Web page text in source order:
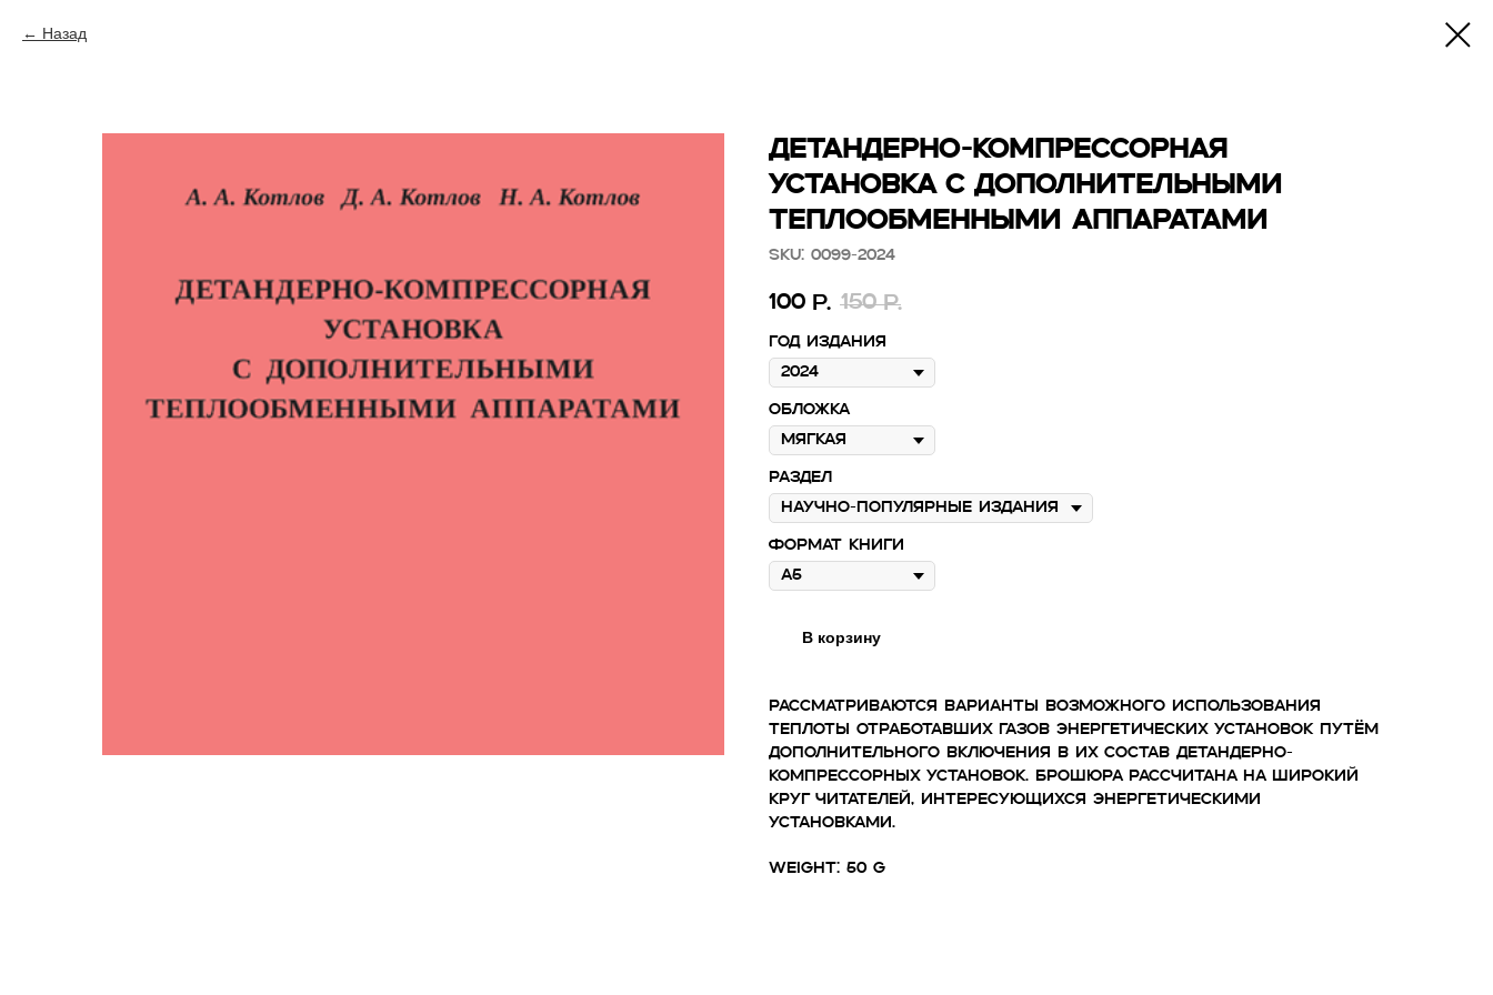
Назад
ДЕТАНДЕРНО-КОМПРЕССОРНАЯ
УСТАНОВКА С ДОПОЛНИТЕЛЬНЫМИ
ТЕПЛООБМЕННЫМИ АППАРАТАМИ
SKU: 0099-2024
100 р. 150 р.
Год издания
Обложка
Раздел
Формат книги
В корзину
Рассматриваются варианты возможного использования
теплоты отработавших газов энергетических установок путём
дополнительного включения в их состав детандерно-
компрессорных установок. Брошюра рассчитана на широкий
круг читателей, интересующихся энергетическими
установками.
Weight: 50 g